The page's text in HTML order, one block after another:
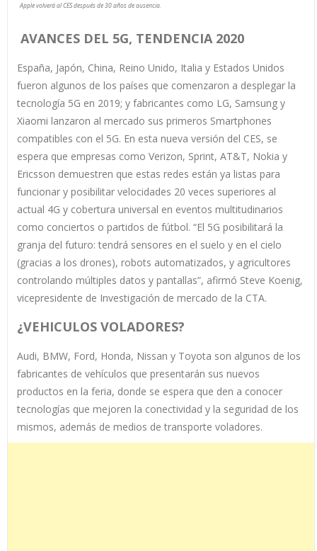
Apple volverá al CES después de 30 años de ausencia.
AVANCES DEL 5G, TENDENCIA 2020
España, Japón, China, Reino Unido, Italia y Estados Unidos
fueron algunos de los países que comenzaron a desplegar la
tecnología 5G en 2019; y fabricantes como LG, Samsung y
Xiaomi lanzaron al mercado sus primeros Smartphones
compatibles con el 5G. En esta nueva versión del CES, se
espera que empresas como Verizon, Sprint, AT&T, Nokia y
Ericsson demuestren que estas redes están ya listas para
funcionar y posibilitar velocidades 20 veces superiores al
actual 4G y cobertura universal en eventos multitudinarios
como conciertos o partidos de fútbol. “El 5G posibilitará la
granja del futuro: tendrá sensores en el suelo y en el cielo
(gracias a los drones), robots automatizados, y agricultores
controlando múltiples datos y pantallas”, afirmó Steve Koenig,
vicepresidente de Investigación de mercado de la CTA.
¿VEHICULOS VOLADORES?
Audi, BMW, Ford, Honda, Nissan y Toyota son algunos de los
fabricantes de vehículos que presentarán sus nuevos
productos en la feria, donde se espera que den a conocer
tecnologías que mejoren la conectividad y la seguridad de los
mismos, además de medios de transporte voladores.